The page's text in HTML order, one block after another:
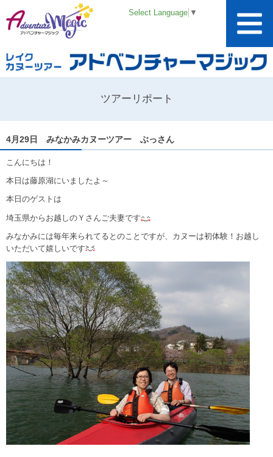
Select Language ▼
ツアーリポート
4月29日 みなかみカヌーツアー ぶっさん
こんにちは！
本日は藤原湖にいましたよ～
本日のゲストは
埼玉県からお越しのＹさんご夫妻です
みなかみには毎年来られてるとのことですが、カヌーは初体験！お越し
いただいて嬉しいです